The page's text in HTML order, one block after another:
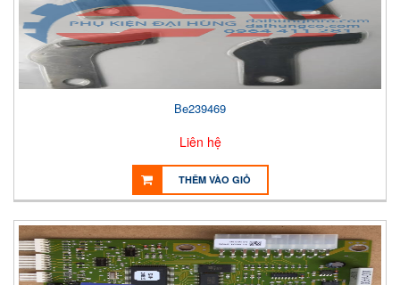
Be239469
Liên hệ
THÊM VÀO GIỎ